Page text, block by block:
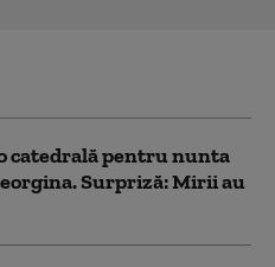
catedrală pentru nunta
Surpriză: Mirii au